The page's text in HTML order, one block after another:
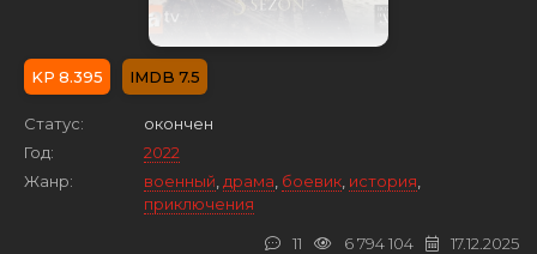
8.395 7.5
Статус:
окончен
Год:
2022
Жанр:
военный драма боевик история
приключения
17.12.2025
6 794 104
11